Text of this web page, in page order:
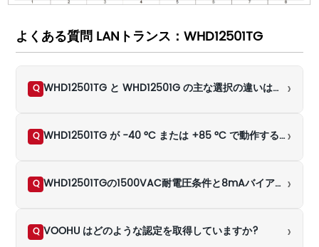
よくある質問 LANトランス：WHD12501TG
Q WHD12501TG と WHD12501G の主な選択の違いは何ですか? ›
Q WHD12501TG が -40 °C または +85 °C で動作する場合、25 °C で測定されたリンクの結論を直接使用できますか?›
Q WHD12501TGの1500VAC耐電圧条件と8mAバイアス条件を誤解しないようにするにはどうすればよいでしょうか？ ›
Q VOOHU はどのような認定を取得していますか? ›